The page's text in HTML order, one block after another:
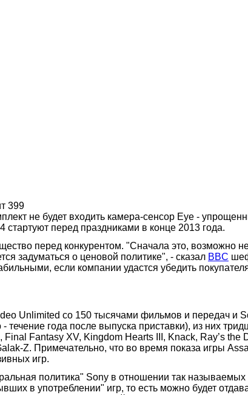
399
не будет входить камера-сенсор Eye -
перед праздниками в конце 2013 года.
перед конкурентом. "Сначала это, возможно
задуматься о ценовой политике", - сказал BBC
если компании удастся убедить
Unlimited со 150 тысячами фильмов и передач и
года после выпуска приставки), из них
Fantasy XV, Kingdom Hearts III, Knack, Ray’s the
Z. Примечательно, что во время показа игры
игр.
политика" Sony в отношении так
в употреблении" игр, то есть можно будет